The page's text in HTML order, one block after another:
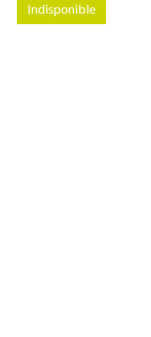
Indisponible